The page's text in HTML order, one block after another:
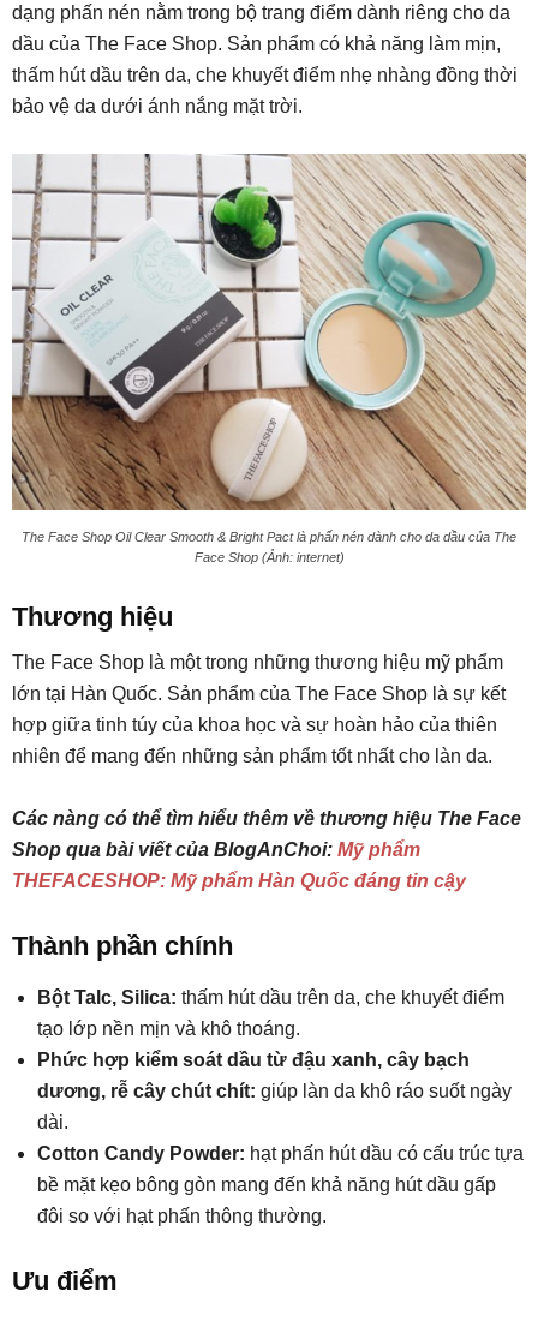
dạng phấn nén nằm trong bộ trang điểm dành riêng cho da
dầu của The Face Shop. Sản phẩm có khả năng làm mịn,
thấm hút dầu trên da, che khuyết điểm nhẹ nhàng đồng thời
bảo vệ da dưới ánh nắng mặt trời.
The Face Shop Oil Clear Smooth & Bright Pact là phấn nén dành cho da dầu của The
Face Shop (Ảnh: internet)
Thương hiệu
The Face Shop là một trong những thương hiệu mỹ phẩm
lớn tại Hàn Quốc. Sản phẩm của The Face Shop là sự kết
hợp giữa tinh túy của khoa học và sự hoàn hảo của thiên
nhiên để mang đến những sản phẩm tốt nhất cho làn da.
Các nàng có thể tìm hiểu thêm về thương hiệu The Face
Shop qua bài viết của BlogAnChoi: Mỹ phẩm
THEFACESHOP: Mỹ phẩm Hàn Quốc đáng tin cậy
Thành phần chính
Bột Talc, Silica: thấm hút dầu trên da, che khuyết điểm
tạo lớp nền mịn và khô thoáng.
Phức hợp kiểm soát dầu từ đậu xanh, cây bạch
dương, rễ cây chút chít: giúp làn da khô ráo suốt ngày
dài.
Cotton Candy Powder: hạt phấn hút dầu có cấu trúc tựa
bề mặt kẹo bông gòn mang đến khả năng hút dầu gấp
đôi so với hạt phấn thông thường.
Ưu điểm